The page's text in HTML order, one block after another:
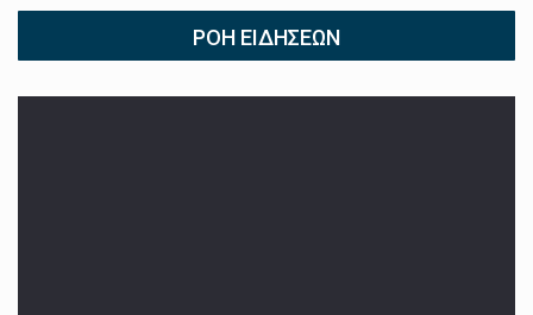
ΡΟΉ ΕΙΔΉΣΕΩΝ